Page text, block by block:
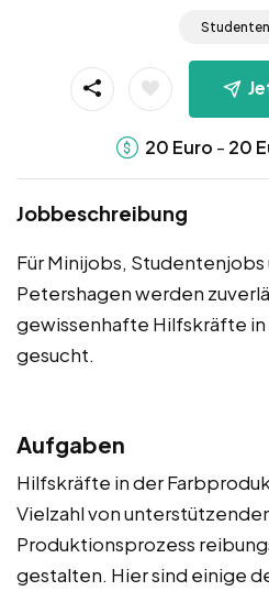
20 Euro - 20
Jobbeschreibung
Für Minijobs,
Petershagen werden
gewissenhafte Hilfskräfte
gesucht.
Aufgaben
Hilfskräfte in der
Vielzahl von
Produktionsprozess
gestalten. Hier sind einige